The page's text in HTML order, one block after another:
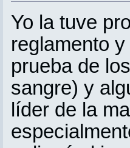
Yo la tuve
reglamento
prueba de
sangre) y
líder de la